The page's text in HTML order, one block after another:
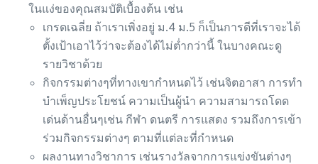
ในแง่ของคุณสมบัติเบื้องต้น เช่น
เกรดเฉลี่ย ถ้าเราเพิ่งอยู่ ม.4 ม.5 ก็เป็นการดีที่เราจะได้
ตั้งเป้าเอาไว้ว่าจะต้องได้ไม่ต่ำกว่านี้ ในบางคณะดู
รายวิชาด้วย
กิจกรรมต่างๆที่ทางเขากำหนดไว้ เช่นจิตอาสา การทำ
บำเพ็ญประโยชน์ ความเป็นผู้นำ ความสามารถโดด
เด่นด้านอื่นๆเช่น กีฬา ดนตรี การแสดง รวมถึงการเข้า
ร่วมกิจกรรมต่างๆ ตามที่แต่ละที่กำหนด
ผลงานทางวิชาการ เช่นรางวัลจากการแข่งขันต่างๆ